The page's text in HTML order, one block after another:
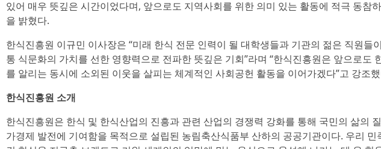
있어 매우 뜻깊은 시간이었다며, 앞으로도 지역사회를 위한 의미 있는 활동에 적극 동참
을 밝혔다.
한식진흥원 이규민 이사장은 “미래 한식 전문 인력이 될 대학생들과 기관의 젊은 직원들
통 식문화의 가치를 선한 영향력으로 전파한 뜻깊은 기회”라며 “한식진흥원은 앞으로도
를 알리는 동시에 소외된 이웃을 살피는 체계적인 사회공헌 활동을 이어가겠다”고 강조
한식진흥원 소개
한식진흥원은 한식 및 한식산업의 진흥과 관련 산업의 경쟁력 강화를 통해 국민의 삶의
가경제 발전에 기여함을 목적으로 설립된 농림축산식품부 산하의 공공기관이다. 우리 민